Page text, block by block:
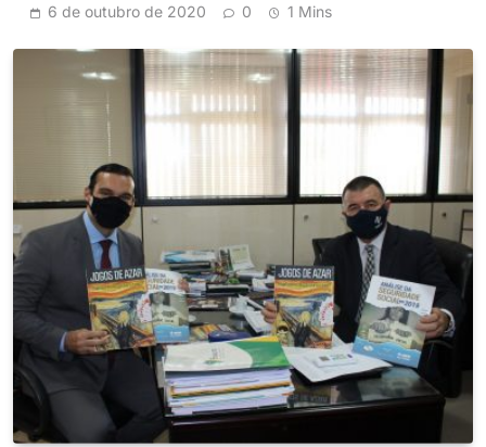
6 de outubro de 2020 0 1 Mins